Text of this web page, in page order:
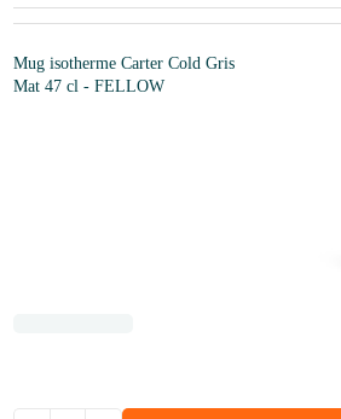
Mug isotherme Carter Cold Gris
Mat 47 cl - FELLOW